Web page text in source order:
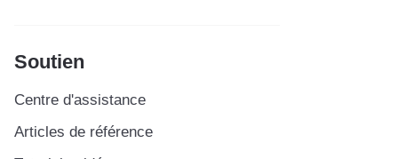
Soutien
Centre d'assistance
Articles de référence